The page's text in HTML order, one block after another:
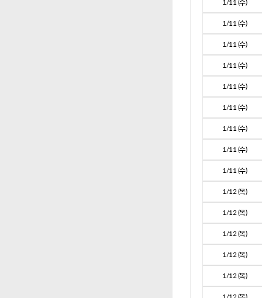
1/11 (수)
1/11 (수)
1/11 (수)
1/11 (수)
1/11 (수)
1/11 (수)
1/11 (수)
1/11 (수)
1/11 (수)
1/12 (목)
1/12 (목)
1/12 (목)
1/12 (목)
1/12 (목)